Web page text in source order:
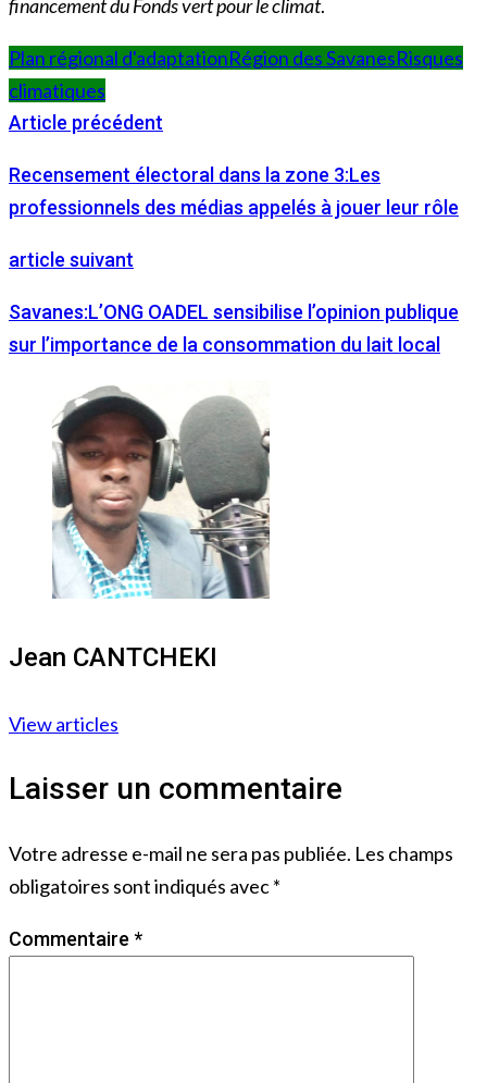
financement du Fonds vert pour le climat.
Plan régional d'adaptationRégion des SavanesRisques
climatiques
Article précédent
Recensement électoral dans la zone 3:Les
professionnels des médias appelés à jouer leur rôle
article suivant
Savanes:L’ONG OADEL sensibilise l’opinion publique
sur l’importance de la consommation du lait local
Jean CANTCHEKI
View articles
Laisser un commentaire
Votre adresse e-mail ne sera pas publiée. Les champs
obligatoires sont indiqués avec*
Commentaire *